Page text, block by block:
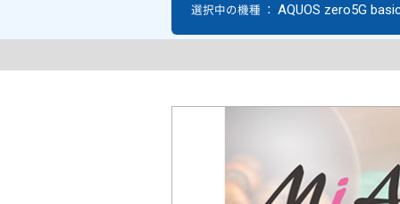
選択中の機種 ： AQUOS zero5G